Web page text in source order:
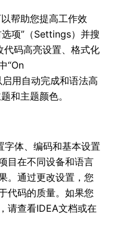
帮助您提高工作效
项”（Settings）并搜
代码高亮设置、格式化
“On
用自动完成和语法高
和主题颜色。
体、编码和基本设置
目在不同设备和语言
。通过更改设置，您
代码的质量。如果您
请查看IDEA文档或在